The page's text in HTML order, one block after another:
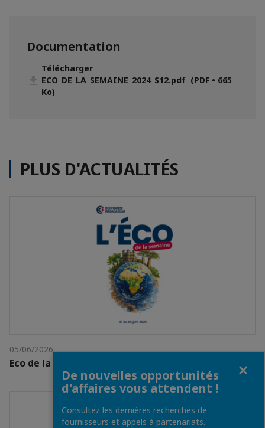
Documentation
Télécharger
ECO_DE_LA_SEMAINE_2024_S12.pdf (PDF • 665
Ko)
PLUS D'ACTUALITÉS
05/06/2026
Eco de la semaine du 01 au 05 juin 2026
De nouvelles opportunités
d'affaires vous attendent !
Consultez les dernières recherches de
fournisseurs et appels à partenariats.